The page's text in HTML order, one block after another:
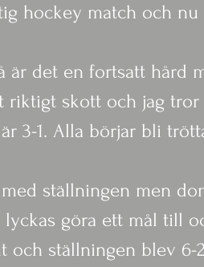
hockey match och
är det en fortsatt hård
riktigt skott och jag
3-1. Alla börjar bli
ställningen men
lyckas göra ett mål till
och ställningen blev 6-